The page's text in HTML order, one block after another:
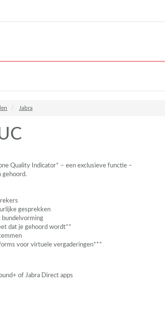
Jabra
Quality Indicator* – een exclusieve functie –
gehoord.
gesprekken
bundelvorming
dat je gehoord wordt**
voor virtuele vergaderingen***
of Jabra Direct apps